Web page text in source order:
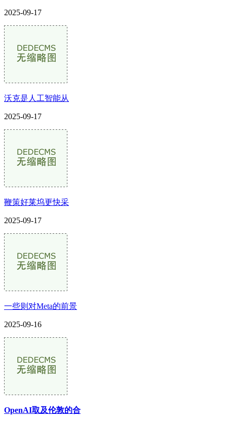
2025-09-17
沃克是人工智能从
2025-09-17
鞭策好莱坞更快采
2025-09-17
一些则对Meta的前景
2025-09-16
OpenAI取及伦敦的合